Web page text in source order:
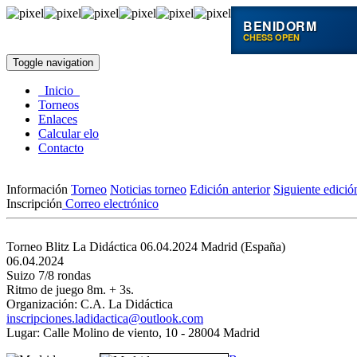
BENIDORM
CHESS OPEN
Toggle navigation
Inicio
Torneos
Enlaces
Calcular elo
Contacto
Información Torneo Noticias torneo Edición anterior Siguiente
Inscripción Correo electrónico
Torneo Blitz La Didáctica 06.04.2024 Madrid (España)
06.04.2024
Suizo 7/8 rondas
Ritmo de juego 8m. + 3s.
Organización: C.A. La Didáctica
inscripciones.ladidactica@outlook.com
Lugar: Calle Molino de viento, 10 - 28004 Madrid